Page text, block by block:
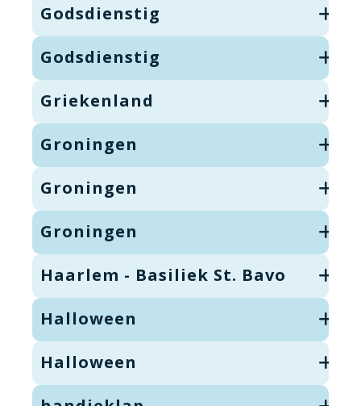
Godsdienstig
Godsdienstig
Griekenland
Groningen
Groningen
Groningen
Haarlem - Basiliek St. Bavo
Halloween
Halloween